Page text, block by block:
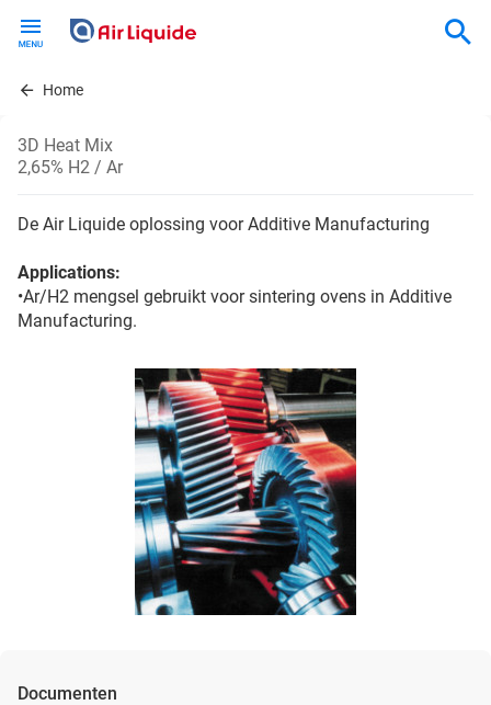
contentHome
3D Heat Mix
2,65% H2 / Ar
De Air Liquide oplossing voor Additive Manufacturing
Applications:
•Ar/H2 mengsel gebruikt voor sintering ovens in Additive
Manufacturing.
Documenten